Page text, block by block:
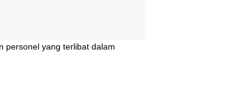
personel yang terlibat dalam